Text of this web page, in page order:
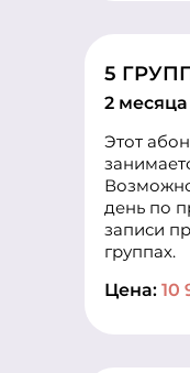
5
2 месяца
Этот
день по
записи
группах.
Цена: 10